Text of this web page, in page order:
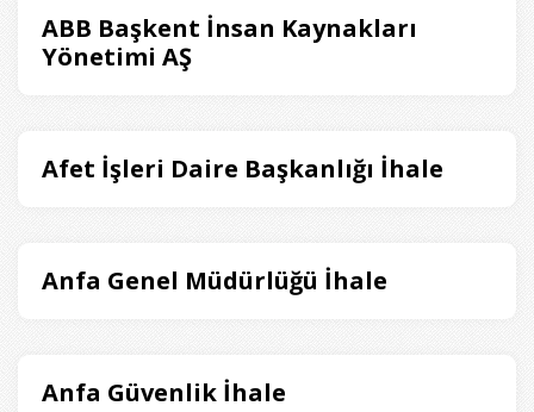
ABB Başkent İnsan Kaynakları
Yönetimi AŞ
Afet İşleri Daire Başkanlığı İhale
Anfa Genel Müdürlüğü İhale
Anfa Güvenlik İhale